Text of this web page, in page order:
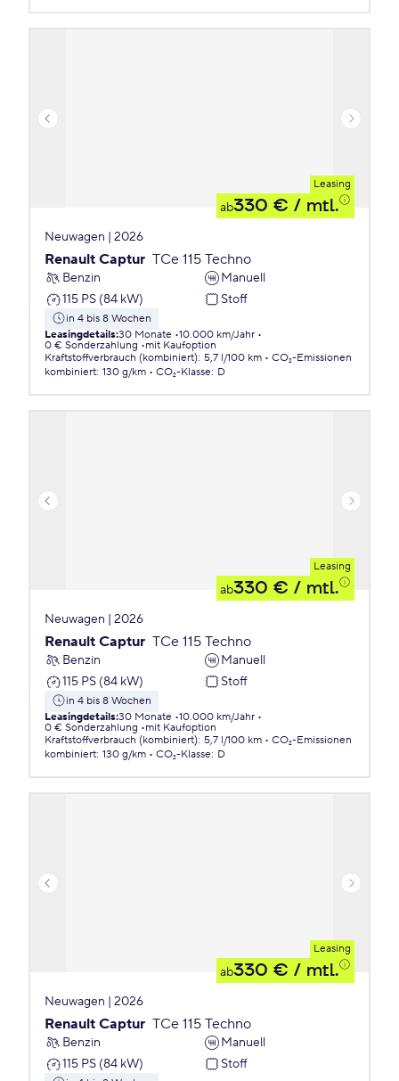
Leasing
ab330 € / mtl.
Neuwagen | 2026
Renault Captur TCe 115 Techno
Benzin
Manuell
115 PS (84 kW)
Stoff
in 4 bis 8 Wochen
Leasingdetails:30 Monate 10.000 km/Jahr
0 € Sonderzahlung
mit Kaufoption
Kraftstoffverbrauch (kombiniert): 5,7 l/100 km
CO₂-Emissionen
kombiniert: 130 g/km CO₂-Klasse: D
Leasing
ab330 € / mtl.
Neuwagen | 2026
Renault Captur TCe 115 Techno
Benzin
Manuell
115 PS (84 kW)
Stoff
in 4 bis 8 Wochen
Leasingdetails:30 Monate 10.000 km/Jahr
0 € Sonderzahlung
mit Kaufoption
Kraftstoffverbrauch (kombiniert): 5,7 l/100 km
CO₂-Emissionen
kombiniert: 130 g/km CO₂-Klasse: D
Leasing
ab330 € / mtl.
Neuwagen | 2026
Renault Captur TCe 115 Techno
Benzin
Manuell
115 PS (84 kW)
Stoff